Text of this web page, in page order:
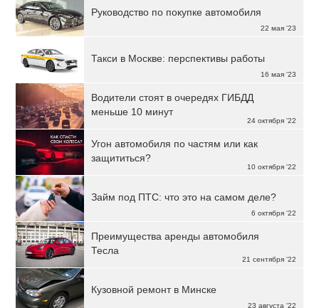
22 мая '23
Руководство по покупке автомобиля
16 мая '23
Такси в Москве: перспективы работы
24 октября '22
Водители стоят в очередях ГИБДД
меньше 10 минут
10 октября '22
Угон автомобиля по частям или как
защититься?
6 октября '22
Займ под ПТС: что это на самом деле?
21 сентября '22
Преимущества аренды автомобиля
Тесла
23 августа '22
Кузовной ремонт в Минске